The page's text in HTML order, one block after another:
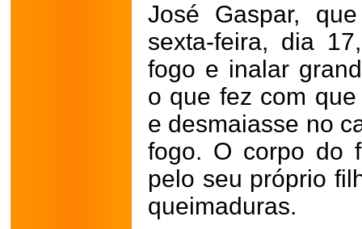
José Gaspar,
sexta-feira, dia
fogo e inalar
o que fez com
e desmaiasse no
fogo. O corpo do
pelo seu próprio
queimaduras.